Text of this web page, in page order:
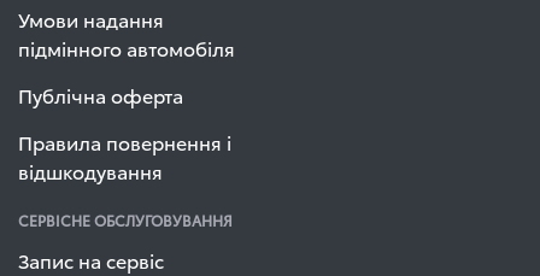
Умови надання
підмінного автомобіля
Публічна оферта
Правила повернення і
відшкодування
СЕРВІСНЕ ОБСЛУГОВУВАННЯ
Запис на сервіс